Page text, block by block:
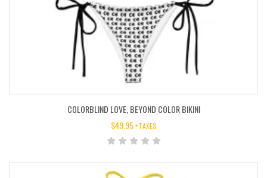
COLORBLIND LOVE, BEYOND COLOR BIKINI
$49.95 +TAXES